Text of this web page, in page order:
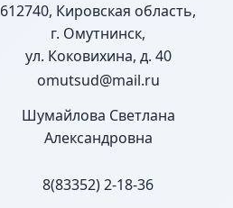
612740, Кировская область,
г. Омутнинск,
ул. Коковихина, д. 40
omutsud@mail.ru
Шумайлова Светлана
Александровна
8(83352) 2-18-36